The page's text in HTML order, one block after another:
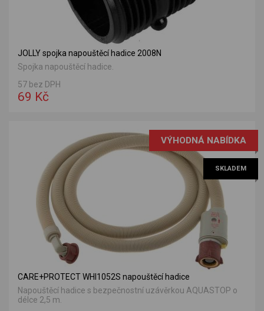
JOLLY spojka napouštěcí hadice 2008N
Spojka napouštěcí hadice.
57 bez DPH
69 Kč
VÝHODNÁ NABÍDKA
SKLADEM
CARE+PROTECT WHI1052S napouštěcí hadice
Napouštěcí hadice s bezpečnostní uzávěrkou AQUASTOP o
délce 2,5 m.